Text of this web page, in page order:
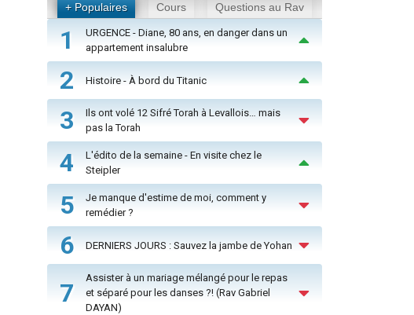
+ Populaires Cours Questions au Rav
1
URGENCE - Diane, 80 ans, en danger dans un
appartement insalubre
2 Histoire - À bord du Titanic
3
Ils ont volé 12 Sifré Torah à Levallois… mais
pas la Torah
4
L'édito de la semaine - En visite chez le
Steipler
5
Je manque d'estime de moi, comment y
remédier ?
6 DERNIERS JOURS : Sauvez la jambe de Yohan
7
Assister à un mariage mélangé pour le repas
et séparé pour les danses ?! (Rav Gabriel
DAYAN)